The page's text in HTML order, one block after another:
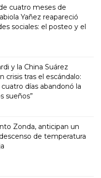
cuatro meses de
Yañez reapareció
sociales: el posteo y el
y la China Suárez
crisis tras el escándalo:
cuatro días abandonó la
sueños”
Zonda, anticipan un
de temperatura